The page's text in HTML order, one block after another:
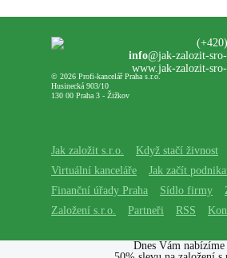
© 2026 Profi-kancelář Praha s.r.o.
Husinecká 903/10
130 00 Praha 3 - Žižkov
(+420)
info@jak-zalozit-
www.jak-zalozit-
Jak založit s.r.o. Když stačí živnost
Virtuální kanceláře
Jak začít
Finanční úřady Praha
Sídlo firmy
Založení s.r.o.
Partneři RSS
Dnes Vám nabízíme